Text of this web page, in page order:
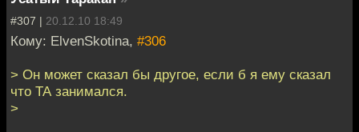
#307 | 20.12.10 18:49
Кому: ElvenSkotina, #306
> Он может сказал бы другое, если б я ему сказал
что ТА занимался.
>